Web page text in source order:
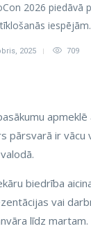
2026 piedāvā
iespējām.
2025 709
pārsvarā ir
biedrība
vai
līdz